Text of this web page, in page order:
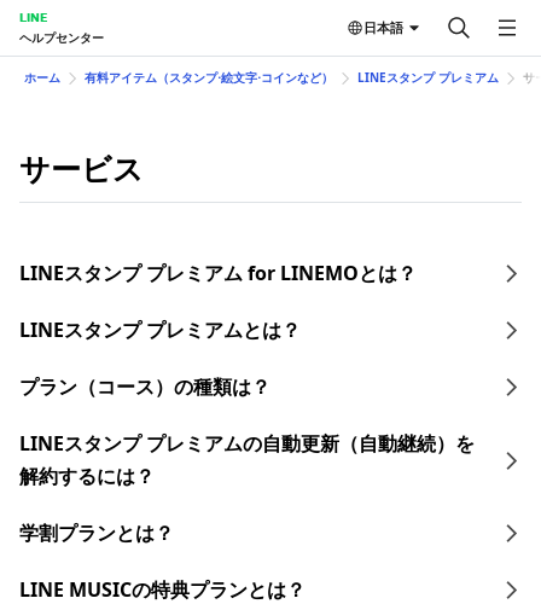
LINE
ヘルプセンター
日本語
ホーム 有料アイテム（スタンプ⋅絵文字⋅コインなど） LINEスタンプ プレミアム サ
サービス
LINEスタンプ プレミアム for LINEMOとは？
LINEスタンプ プレミアムとは？
プラン（コース）の種類は？
LINEスタンプ プレミアムの自動更新（自動継続）を
解約するには？
学割プランとは？
LINE MUSICの特典プランとは？